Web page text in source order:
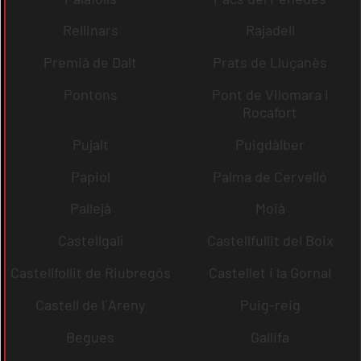
Rellinars
Rajadell
Premià de Dalt
Prats de Lluçanès
Pontons
Pont de Vilomara i
Rocafort
Pujalt
Puigdàlber
Papiol
Palma de Cervelló
Pallejà
Moià
Castellgalí
Castellfullit del Boix
Castellfollit de Riubregós
Castellet i la Gornal
Castell de l´Areny
Puig-reig
Begues
Gallifa